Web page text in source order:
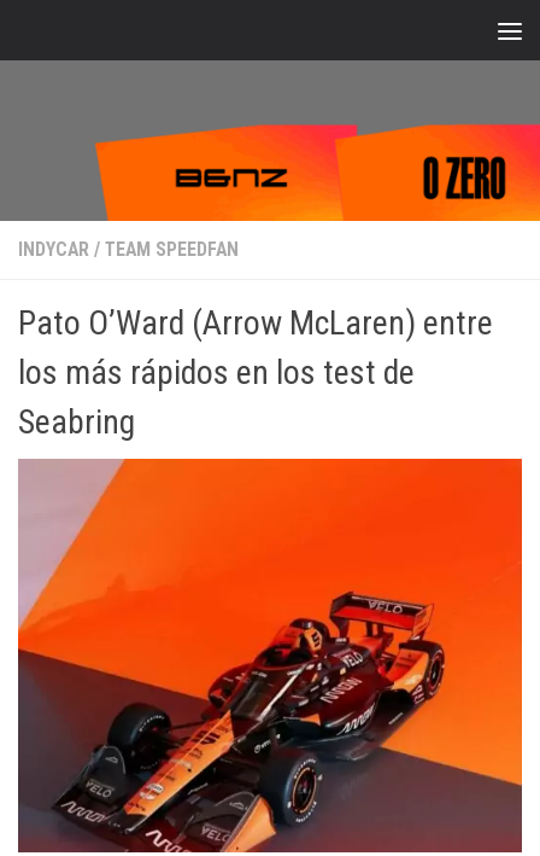
INDYCAR / TEAM SPEEDFAN
Pato O’Ward (Arrow McLaren) entre
los más rápidos en los test de
Seabring